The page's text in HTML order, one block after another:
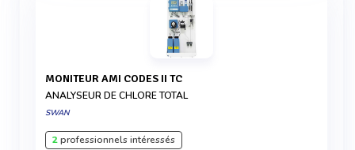
MONITEUR AMI CODES II TC
ANALYSEUR DE CHLORE TOTAL
SWAN
2professionnels intéressés